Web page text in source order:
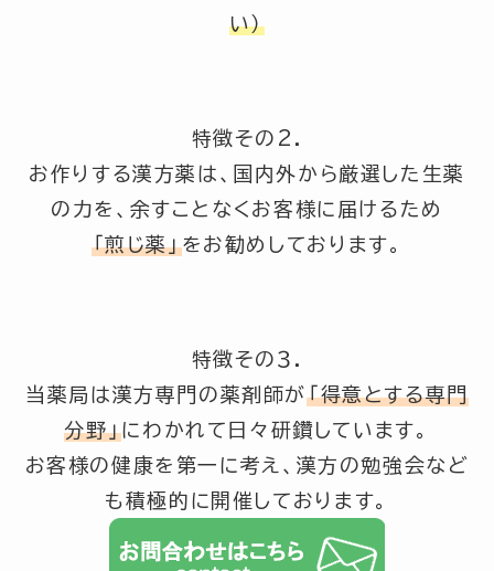
い）
特徴その2.
お作りする漢方薬は、国内外から厳選した生薬
の力を、余すことなくお客様に届けるため
「煎じ薬」をお勧めしております。
特徴その３.
当薬局は漢方専門の薬剤師が「得意とする専門
分野」にわかれて日々研鑽しています。
お客様の健康を第一に考え、漢方の勉強会など
も積極的に開催しております。